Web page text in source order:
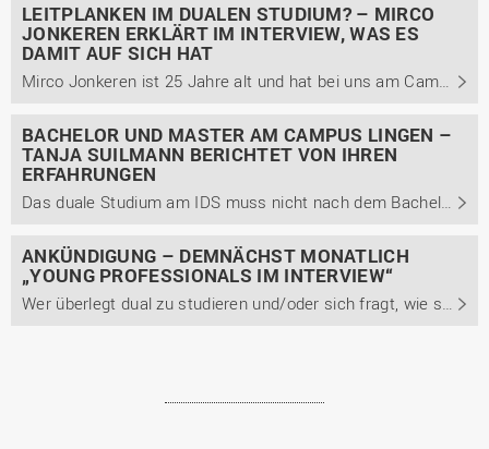
LEITPLANKEN IM DUALEN STUDIUM? – MIRCO
JONKEREN ERKLÄRT IM INTERVIEW, WAS ES
DAMIT AUF SICH HAT
Mirco Jonkeren ist 25 Jahre alt und hat bei uns am Campus Lingen seinen Bachelor of Engineering im dualen Studiengang Engineering technischer Systeme mit der Studienrichtung Maschinenbau erlangt. Im Gespräch berichtet er unter anderem von seinem Weg zum dualen Studium, seiner Einschätzung des ...
BACHELOR UND MASTER AM CAMPUS LINGEN –
TANJA SUILMANN BERICHTET VON IHREN
ERFAHRUNGEN
Das duale Studium am IDS muss nicht nach dem Bachelor enden. Wie Tanja Suilmann ihre Zeit am IDS erlebt hat, aus welchen Gründen sie sich nach ihrem dualen Bachelor noch für den dualen Master entschied, berichtet sie im Interview. Außerdem berichtet sie unter anderem von ihrem Arbeitsalltag und den ...
ANKÜNDIGUNG – DEMNÄCHST MONATLICH
„YOUNG PROFESSIONALS IM INTERVIEW“
Wer überlegt dual zu studieren und/oder sich fragt, wie sich der berufliche Werdegang nach dem Abschluss entwickeln kann, sollte hier auf unserem Blog mindestens monatlich vorbeischauen. Ab dem 04.01.2020 stehen an jedem ersten Montag im Monat Absolvent*innen Rede und Antwort zu ihren Erfahrungen ...